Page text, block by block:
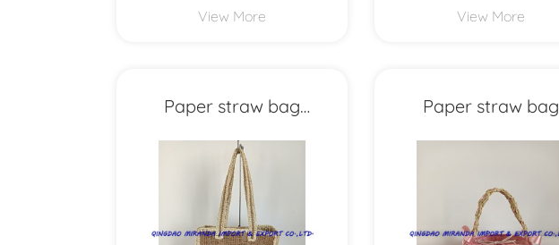
View More View More
Paper straw bag
MXYD1176
Paper straw bag